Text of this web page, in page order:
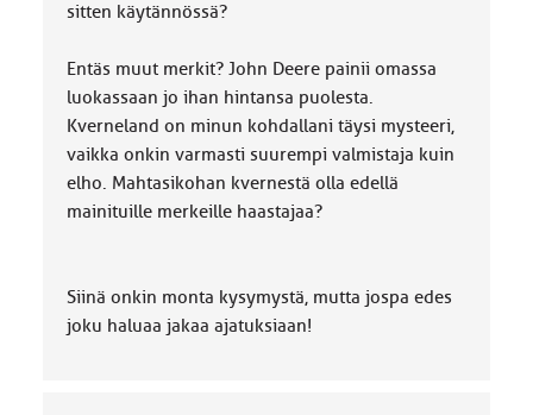
sitten käytännössä?
Entäs muut merkit? John Deere painii omassa
luokassaan jo ihan hintansa puolesta.
Kverneland on minun kohdallani täysi mysteeri,
vaikka onkin varmasti suurempi valmistaja kuin
elho. Mahtasikohan kvernestä olla edellä
mainituille merkeille haastajaa?
Siinä onkin monta kysymystä, mutta jospa edes
joku haluaa jakaa ajatuksiaan!